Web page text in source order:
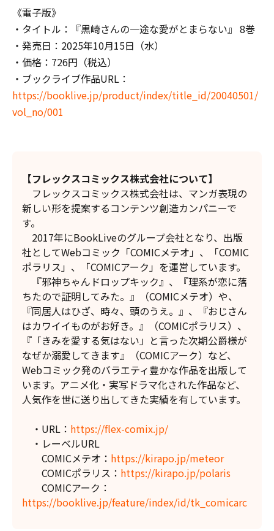
《電子版》
・タイトル：『黒崎さんの一途な愛がとまらない』 8巻
・発売日：2025年10月15日（水）
・価格：726円（税込）
・ブックライブ作品URL：
https://booklive.jp/product/index/title_id/20040501/
vol_no/001
【フレックスコミックス株式会社について】
フレックスコミックス株式会社は、マンガ表現の
新しい形を提案するコンテンツ創造カンパニーで
す。
2017年にBookLiveのグループ会社となり、出版
社としてWebコミック「COMICメテオ」、「COMIC
ポラリス」、「COMICアーク」を運営しています。
『邪神ちゃんドロップキック』、『理系が恋に落
ちたので証明してみた。』（COMICメテオ）や、
『同居人はひざ、時々、頭のうえ。』、『おじさん
はカワイイものがお好き。』（COMICポラリス）、
『「きみを愛する気はない」と言った次期公爵様が
なぜか溺愛してきます』（COMICアーク）など、
Webコミック発のバラエティ豊かな作品を出版して
います。アニメ化・実写ドラマ化された作品など、
人気作を世に送り出してきた実績を有しています。
・URL： https://flex-comix.jp/
・レーベルURL
COMICメテオ： https://kirapo.jp/meteor
COMICポラリス： https://kirapo.jp/polaris
COMICアーク：
https://booklive.jp/feature/index/id/tk_comicarc